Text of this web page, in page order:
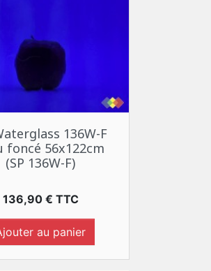
Aperçu rapide136W-F
foncé 56x122cm
(SP 136W-F)
Prix
136,90 € TTC
au panier